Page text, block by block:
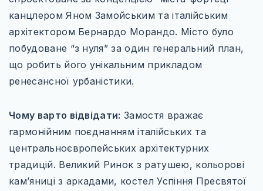
канцлером Яном Замойським та італійським
архітектором Бернардо Морандо. Місто було
побудоване “з нуля” за один генеральний план,
що робить його унікальним прикладом
ренесансної урбаністики.
Чому варто відвідати: Замостя вражає
гармонійним поєднанням італійських та
центральноєвропейських архітектурних
традицій. Великий Ринок з ратушею, кольорові
кам’яниці з аркадами, костел Успіння Пресвятої